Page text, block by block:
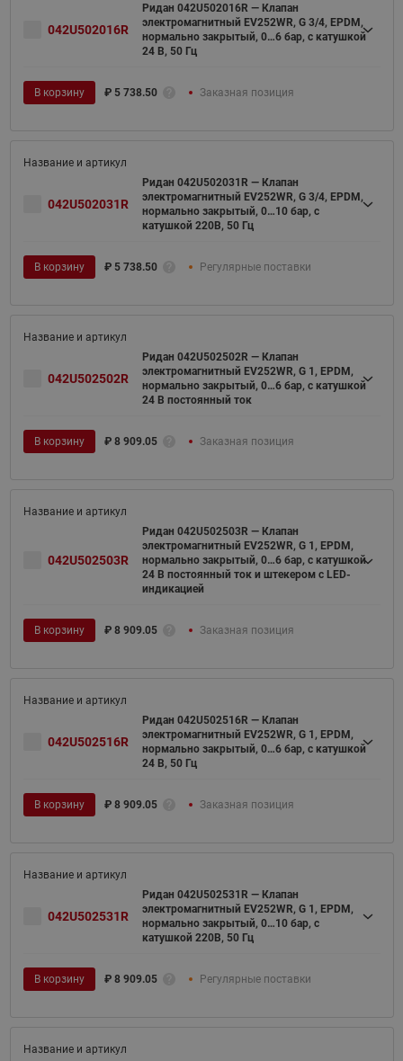
042U502016R
Ридан 042U502016R — Клапан
электромагнитный EV252WR, G 3/4, EPDM,
нормально закрытый, 0…6 бар, с катушкой
24 В, 50 Гц
В корзину ₽ 5 738.50 Заказная позиция
042U502031R
Ридан 042U502031R — Клапан
электромагнитный EV252WR, G 3/4, EPDM,
нормально закрытый, 0…10 бар, с
катушкой 220В, 50 Гц
В корзину ₽ 5 738.50 Регулярные поставки
042U502502R
Ридан 042U502502R — Клапан
электромагнитный EV252WR, G 1, EPDM,
нормально закрытый, 0…6 бар, с катушкой
24 В постоянный ток
В корзину ₽ 8 909.05 Заказная позиция
042U502503R
Ридан 042U502503R — Клапан
электромагнитный EV252WR, G 1, EPDM,
нормально закрытый, 0…6 бар, с катушкой
24 В постоянный ток и штекером с LED-
индикацией
В корзину ₽ 8 909.05 Заказная позиция
042U502516R
Ридан 042U502516R — Клапан
электромагнитный EV252WR, G 1, EPDM,
нормально закрытый, 0…6 бар, с катушкой
24 В, 50 Гц
В корзину ₽ 8 909.05 Заказная позиция
042U502531R
Ридан 042U502531R — Клапан
электромагнитный EV252WR, G 1, EPDM,
нормально закрытый, 0…10 бар, с
катушкой 220В, 50 Гц
В корзину ₽ 8 909.05 Регулярные поставки